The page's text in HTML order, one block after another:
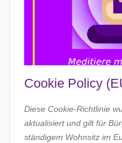
Cookie Policy
Diese Cookie-Richtlinie
aktualisiert und gilt für
ständigem Wohnsitz im